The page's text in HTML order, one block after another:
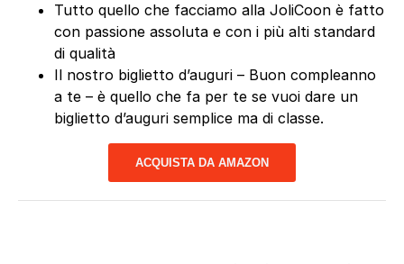
Tutto quello che facciamo alla JoliCoon è fatto
con passione assoluta e con i più alti standard
di qualità
Il nostro biglietto d’auguri – Buon compleanno
a te – è quello che fa per te se vuoi dare un
biglietto d’auguri semplice ma di classe.
ACQUISTA DA AMAZON